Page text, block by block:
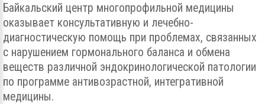
Байкальский центр многопрофильной медицины
оказывает консультативную и лечебно-
диагностическую помощь при проблемах, связанных
с нарушением гормонального баланса и обмена
веществ различной эндокринологической патологии
по программе антивозрастной, интегративной
медицины.